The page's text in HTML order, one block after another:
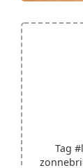
Tag